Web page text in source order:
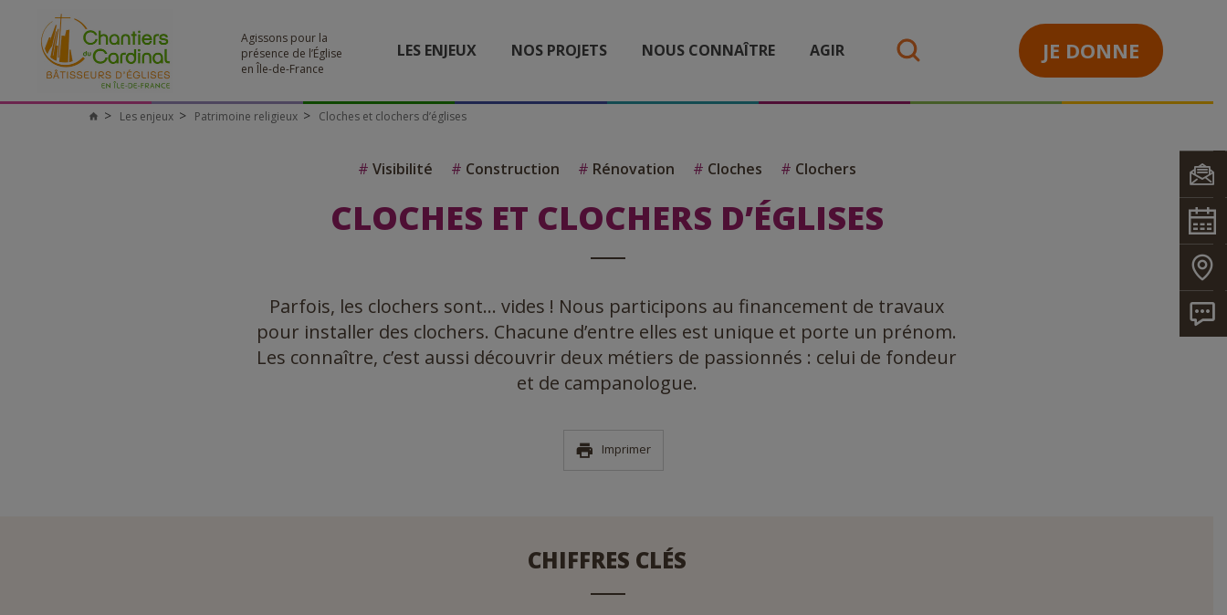
Agissons pour la
présence de l’Église
en Île-de-France
LES ENJEUX NOS PROJETS NOUS CONNAÎTRE AGIR JE DONNE
Chantiers
Les enjeux Patrimoine religieux Cloches et clochers d’églises
# Visibilité # Construction # Rénovation # Cloches # Clochers
CLOCHES ET CLOCHERS D’ÉGLISES
Parfois, les clochers sont… vides ! Nous participons au financement de travaux
pour installer des clochers. Chacune d’entre elles est unique et porte un prénom.
Les connaître, c’est aussi découvrir deux métiers de passionnés : celui de fondeur
et de campanologue.
Imprimer
CHIFFRES CLÉS